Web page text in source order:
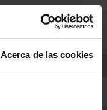
Acerca de las cookies
0